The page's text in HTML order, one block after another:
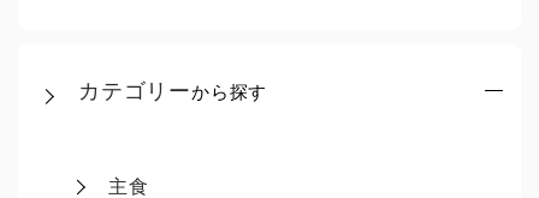
カテゴリーから探す
主食